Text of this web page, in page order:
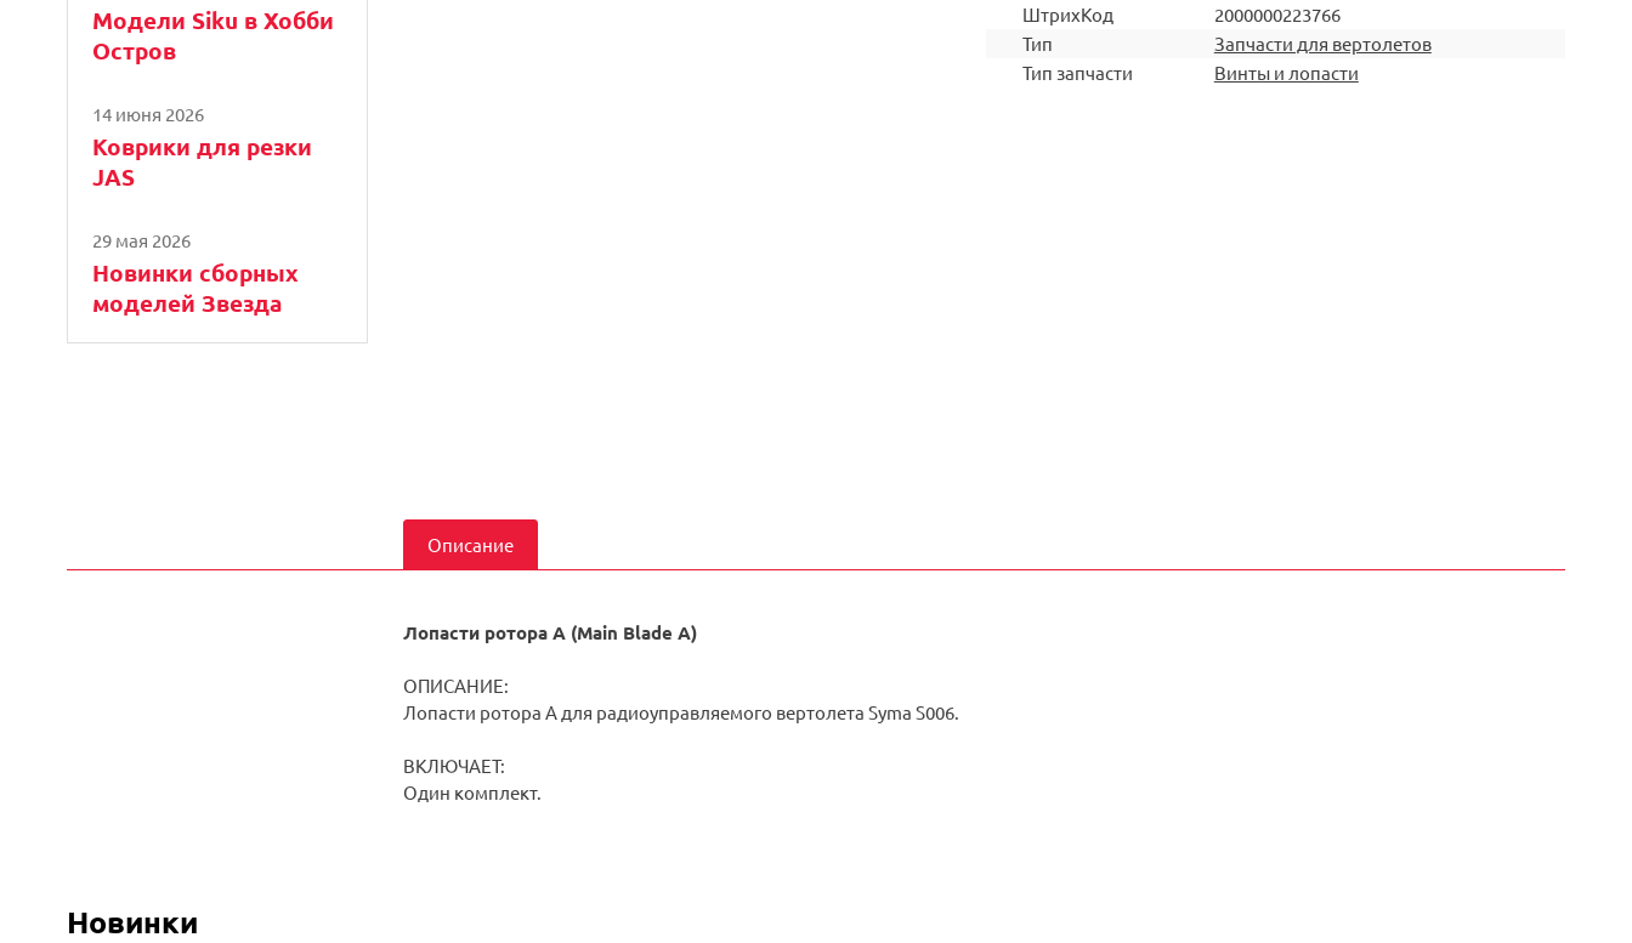
Модели Siku в Хобби
Остров
14 июня 2026
Коврики для резки
JAS
29 мая 2026
Новинки сборных
моделей Звезда
ШтрихКод
2000000223766
Тип
Запчасти для вертолетов
Тип запчасти
Винты и лопасти
Описание
Лопасти ротора A (Main Blade A)
ОПИСАНИЕ:
Лопасти ротора A для радиоуправляемого вертолета Syma S006.
ВКЛЮЧАЕТ:
Один комплект.
Новинки